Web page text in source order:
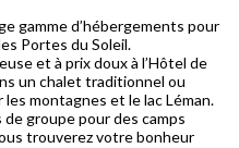
gamme d’hébergements pour
Portes du Soleil.
et à prix doux à l’Hôtel de
un chalet traditionnel ou
montagnes et le lac Léman.
groupe pour des camps
trouverez votre bonheur